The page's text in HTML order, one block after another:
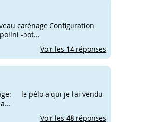
carénage Configuration
-pot...
Voir les 14réponses
le pélo a qui je l'ai vendu
Voir les 48réponses